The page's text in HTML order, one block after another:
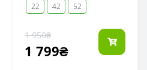
22 42 52
1 950₴
1 799₴